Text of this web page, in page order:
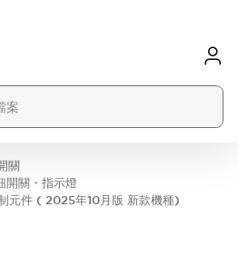
關
關・指示燈
元件 ( 2025年10月版 新款機種)